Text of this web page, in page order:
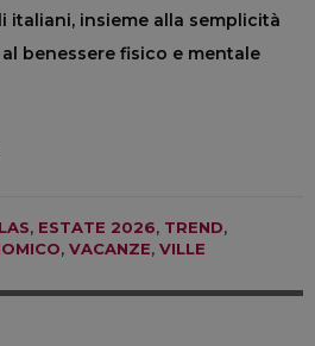
italiani, insieme alla semplicità
benessere fisico e mentale
, ESTATE 2026, TREND,
, VACANZE, VILLE